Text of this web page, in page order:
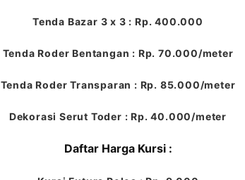
Tenda Bazar 3 x 3 : Rp. 400.000
Tenda Roder Bentangan : Rp. 70.000/meter
Tenda Roder Transparan : Rp. 85.000/meter
Dekorasi Serut Toder : Rp. 40.000/meter
Daftar Harga Kursi :